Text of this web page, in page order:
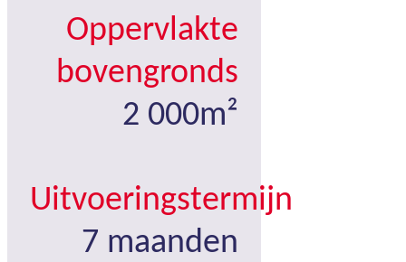
Oppervlakte
bovengronds
2 000m²
Uitvoeringstermijn
7 maanden